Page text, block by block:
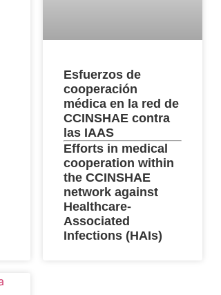
Esfuerzos de
cooperación
médica en la red de
CCINSHAE contra
las IAAS
Efforts in medical
cooperation within
the CCINSHAE
network against
Healthcare-
Associated
Infections (HAIs)